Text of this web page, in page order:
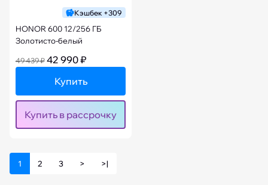
Кэшбек +309
HONOR 600 12/256 ГБ
Золотисто-белый
49 439 ₽ 42 990 ₽
Купить
Купить в рассрочку
1 2 3 > >|